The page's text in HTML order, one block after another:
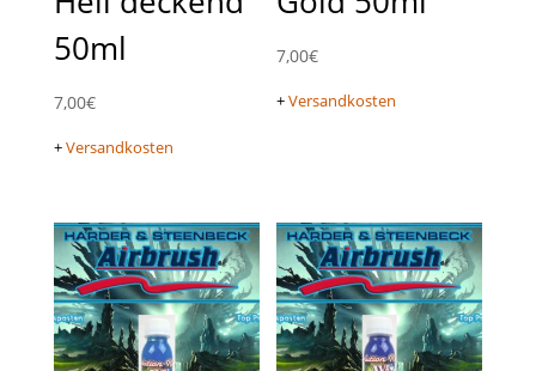
50ml
7,00€
+Versandkosten
7,00€
+Versandkosten